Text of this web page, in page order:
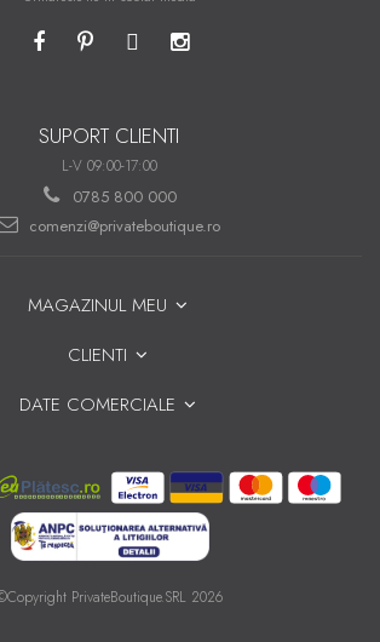
SUPORT CLIENTI
L-V 09:00-17:00
0785 800 000
comenzi@privateboutique.ro
MAGAZINUL MEU
CLIENTI
DATE COMERCIALE
PrivateBoutique.SRL 2026